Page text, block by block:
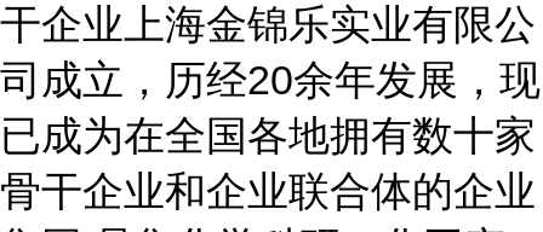
干企业上海金锦乐实业有限公
司成立，历经20余年发展，现
已成为在全国各地拥有数十家
骨干企业和企业联合体的企业